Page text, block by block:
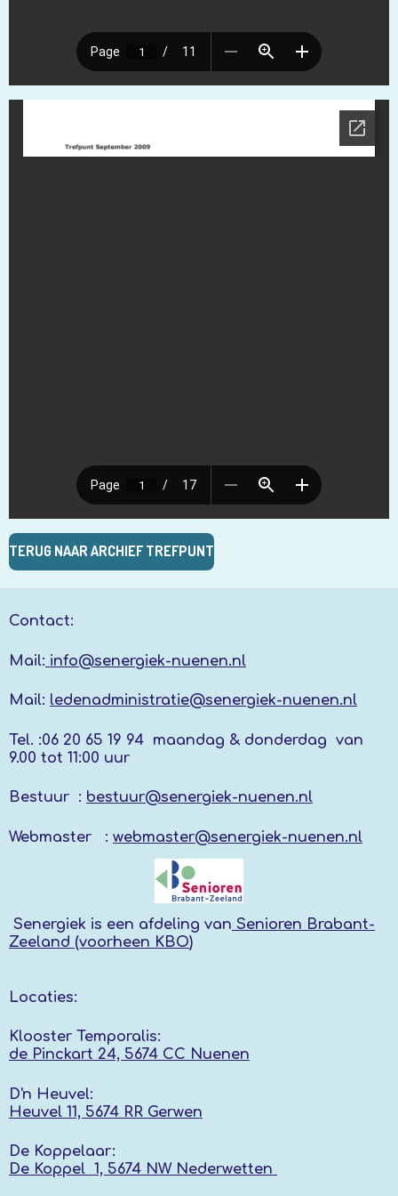
TERUG NAAR ARCHIEF TREFPUNT
Contact:
Mail: info@senergiek-nuenen.nl
Mail: ledenadministratie@senergiek-nuenen.nl
Tel. :06 20 65 19 94 maandag & donderdag van
9.00 tot 11:00 uur
Bestuur : bestuur@senergiek-nuenen.nl
Webmaster : webmaster@senergiek-nuenen.nl
Senergiek is een afdeling van Senioren Brabant-
Zeeland (voorheen KBO)
Locaties:
Klooster Temporalis:
de Pinckart 24, 5674 CC Nuenen
D'n Heuvel:
Heuvel 11, 5674 RR Gerwen
De Koppelaar:
De Koppel 1, 5674 NW Nederwetten